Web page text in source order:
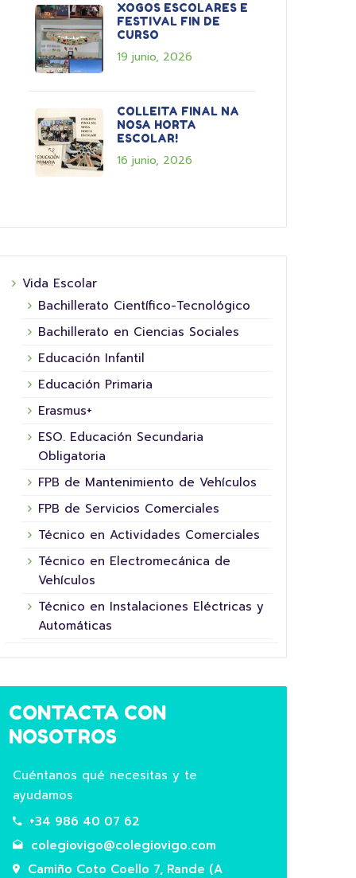
16 junio, 2026
XOGOS ESCOLARES E
FESTIVAL FIN DE
CURSO
19 junio, 2026
COLLEITA FINAL NA
NOSA HORTA
ESCOLAR!
16 junio, 2026
Vida Escolar
Bachillerato Científico-Tecnológico
Bachillerato en Ciencias Sociales
Educación Infantil
Educación Primaria
Erasmus+
ESO. Educación Secundaria
Obligatoria
FPB de Mantenimiento de Vehículos
FPB de Servicios Comerciales
Técnico en Actividades Comerciales
Técnico en Electromecánica de
Vehículos
Técnico en Instalaciones Eléctricas y
Automáticas
CONTACTA CON
NOSOTROS
Cuéntanos qué necesitas y te
ayudamos
+34 986 40 07 62
colegiovigo@colegiovigo.com
Camiño Coto Coello 7, Rande (A